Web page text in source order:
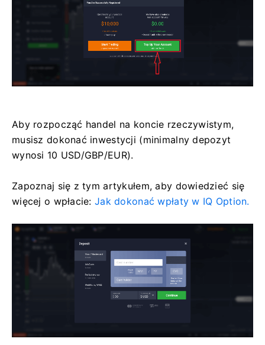
Aby rozpocząć handel na koncie rzeczywistym,
musisz dokonać inwestycji (minimalny depozyt
wynosi 10 USD/GBP/EUR).
Zapoznaj się z tym artykułem, aby dowiedzieć się
więcej o wpłacie:Jak dokonać wpłaty w IQ Option.